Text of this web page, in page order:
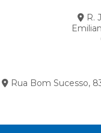
Como criar
Como Está o
R.
Rua Bom Sucesso,